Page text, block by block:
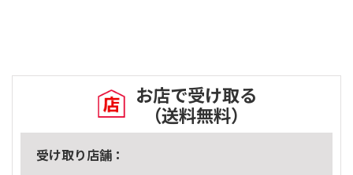
お店で受け取る
（送料無料）
受け取り店舗：